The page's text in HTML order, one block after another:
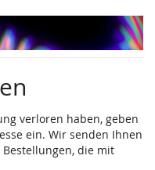
verloren haben, geben
ein. Wir senden Ihnen
die mit